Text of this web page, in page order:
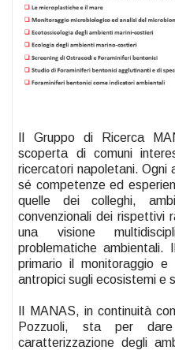
Il Gruppo di Ricerca
scoperta di comuni
ricercatori napoletani. Ogni
sé competenze ed
quelle dei colleghi,
convenzionali dei rispettivi
una visione
problematiche
primario il monitoraggio
antropici sugli ecosistemi e
Il MANAS, in continuità
Pozzuoli, sta per
caratterizzazione degli